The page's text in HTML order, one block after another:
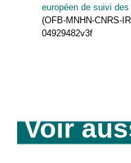
européen de suivi
(OFB-MNHN-CNRS-
04929482v3f
Voir